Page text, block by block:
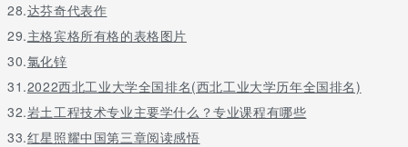
28.达芬奇代表作
29.主格宾格所有格的表格图片
30.氯化锌
31.2022西北工业大学全国排名(西北工业大学历年全国排名)
32.岩土工程技术专业主要学什么？专业课程有哪些
33.红星照耀中国第三章阅读感悟